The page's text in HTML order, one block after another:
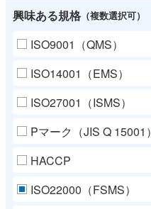
興味ある規格 （複数選択可）
ISO9001（QMS）
ISO14001（EMS）
ISO27001（ISMS）
Pマーク（JIS Q 15001）
HACCP
ISO22000（FSMS）